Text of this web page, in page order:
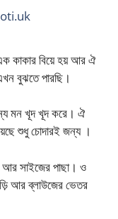
কাকার বিয়ে হয় আর ঐ
বুঝতে পারছি।
মন খূদ খূদ করে। ঐ
শুধু চোদারই জন্য ।
আর সাইজের পাছা। ও
আর ব্লাউজের ভেতর